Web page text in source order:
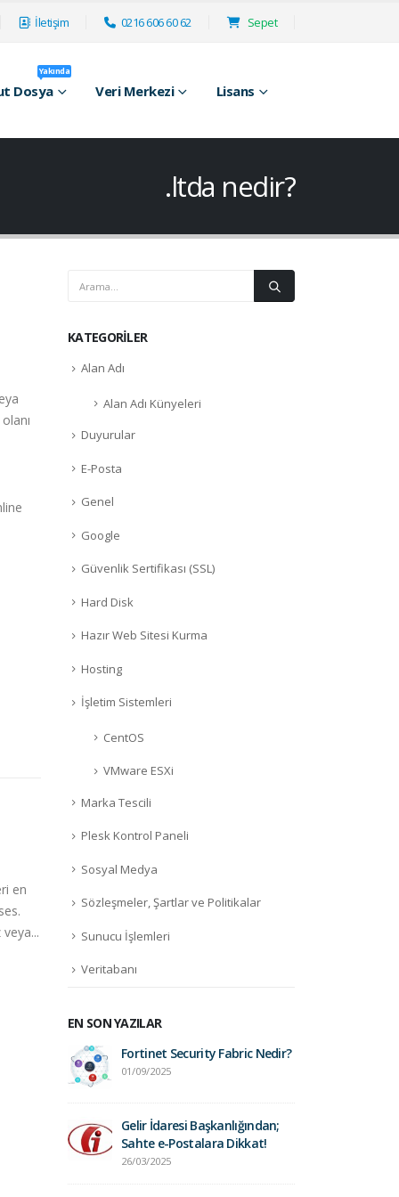
İletişim 0216 606 60 62 Sepet
Dosya
Yakında
Veri Merkezi Lisans
.ltda nedir?
en
27
Mar
.live nedir?
gelemeyeceği bir web adresi
edinin. Gerçek zamanlı
daha fazla oku
KATEGORILER
Alan Adı
Alan Adı Künyeleri
Duyurular
E-Posta
Genel
Google
Güvenlik Sertifikası (SSL)
Hard Disk
Hazır Web Sitesi Kurma
Hosting
İşletim Sistemleri
CentOS
VMware ESXi
Marka Tescili
Plesk Kontrol Paneli
Sosyal Medya
Sözleşmeler, Şartlar ve Politikalar
Sunucu İşlemleri
Veritabanı
EN SON YAZILAR
Fortinet Security Fabric Nedir?
01/09/2025
Gelir İdaresi Başkanlığından;
Sahte e-Postalara Dikkat!
26/03/2025